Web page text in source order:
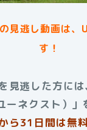
の見逃し動画は、
す！
見逃した方に
ーネクスト）」
ら31日間は無